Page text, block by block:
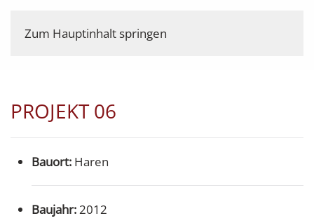
Zum Hauptinhalt springen
PROJEKT 06
Bauort: Haren
Baujahr:2012